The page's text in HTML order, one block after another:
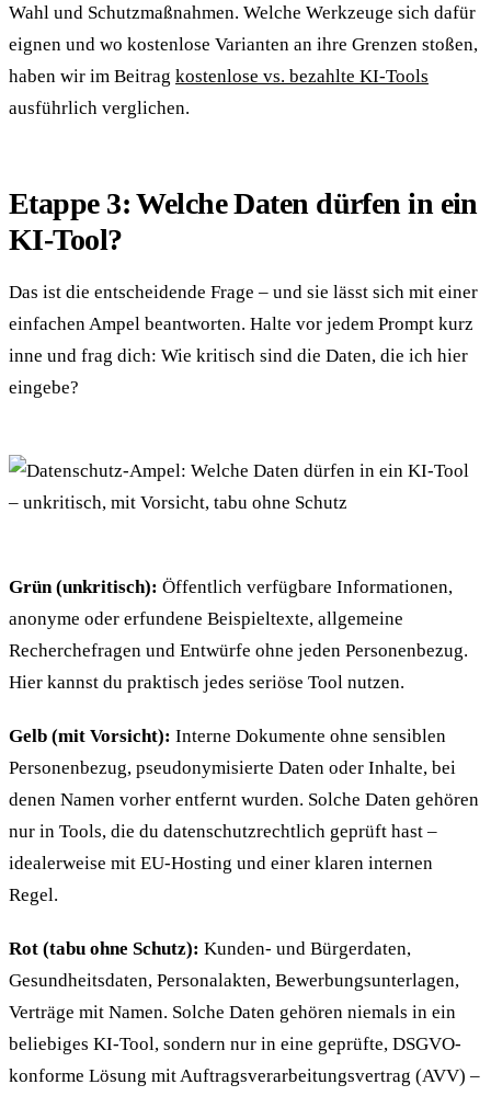
Wahl und Schutzmaßnahmen. Welche Werkzeuge sich dafür
eignen und wo kostenlose Varianten an ihre Grenzen stoßen,
haben wir im Beitrag kostenlose vs. bezahlte KI-Tools
ausführlich verglichen.
Etappe 3: Welche Daten dürfen in ein
KI-Tool?
Das ist die entscheidende Frage – und sie lässt sich mit einer
einfachen Ampel beantworten. Halte vor jedem Prompt kurz
inne und frag dich: Wie kritisch sind die Daten, die ich hier
eingebe?
Grün (unkritisch): Öffentlich verfügbare Informationen,
anonyme oder erfundene Beispieltexte, allgemeine
Recherchefragen und Entwürfe ohne jeden Personenbezug.
Hier kannst du praktisch jedes seriöse Tool nutzen.
Gelb (mit Vorsicht): Interne Dokumente ohne sensiblen
Personenbezug, pseudonymisierte Daten oder Inhalte, bei
denen Namen vorher entfernt wurden. Solche Daten gehören
nur in Tools, die du datenschutzrechtlich geprüft hast –
idealerweise mit EU-Hosting und einer klaren internen
Regel.
Rot (tabu ohne Schutz): Kunden- und Bürgerdaten,
Gesundheitsdaten, Personalakten, Bewerbungsunterlagen,
Verträge mit Namen. Solche Daten gehören niemals in ein
beliebiges KI-Tool, sondern nur in eine geprüfte, DSGVO-
konforme Lösung mit Auftragsverarbeitungsvertrag (AVV) –